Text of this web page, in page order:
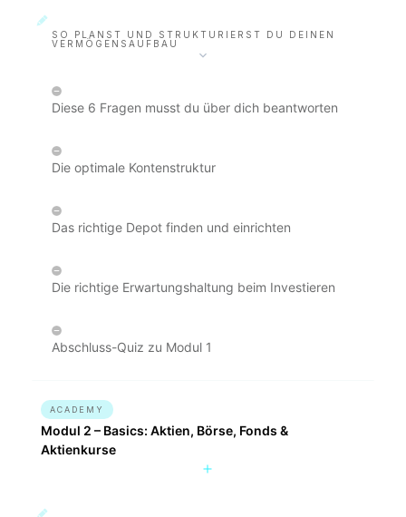
SO PLANST UND STRUKTURIERST DU DEINEN
VERMÖGENSAUFBAU
Diese 6 Fragen musst du über dich beantworten
Die optimale Kontenstruktur
Das richtige Depot finden und einrichten
Die richtige Erwartungshaltung beim Investieren
Abschluss-Quiz zu Modul 1
ACADEMY
Modul 2 – Basics: Aktien, Börse, Fonds &
Aktienkurse